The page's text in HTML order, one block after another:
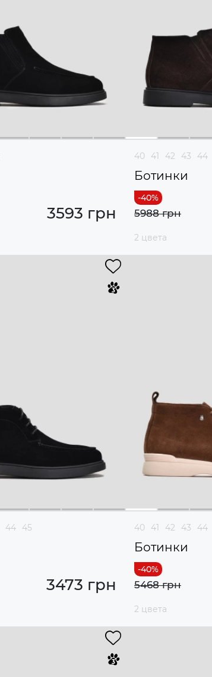
3593 грн
40 41 42 43 44
Ботинки
5988 грн
2 цвета
44 45
3473 грн
40 41 42 43 44
Ботинки
5468 грн
2 цвета